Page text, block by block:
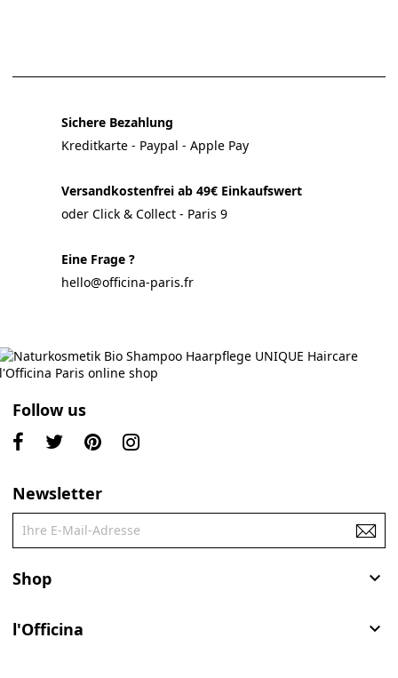
Sichere Bezahlung
Kreditkarte - Paypal - Apple Pay
Versandkostenfrei ab 49€ Einkaufswert
oder Click & Collect - Paris 9
Eine Frage ?
hello@officina-paris.fr
Follow us
Newsletter
Shop 
l'Officina 